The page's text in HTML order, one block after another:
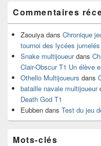
Commentaires
Zaouiya dans Chronique
tournoi des lycées jumelés
Snake multijoueurdans
Clair-Obscur T1 Un élève
Othello Multijoueurs dans
bataille navale multijoueur
Death God T1
Eubben dans Test du jeu
Mots-clés